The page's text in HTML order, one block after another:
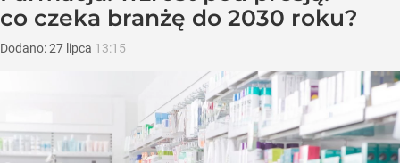
co czeka branżę do 2030 roku?
Dodano:27 lipca 13:15